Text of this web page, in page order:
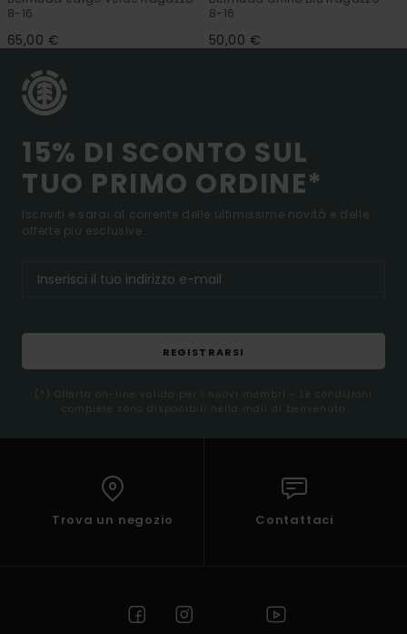
8-16
65,00 €
8-16
50,00 €
15% DI SCONTO SUL
TUO PRIMO ORDINE*
Iscriviti e sarai al corrente delle ultimissime novità e delle
offerte più esclusive.
REGISTRARSI
(*) Offerta on-line valida per i nuovi membri - Le condizioni
complete sono disponibili nella mail di benvenuto
Trova un negozio Contattaci